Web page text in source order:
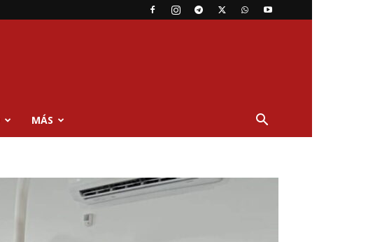
MÁS